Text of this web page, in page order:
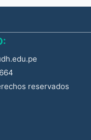
reservados